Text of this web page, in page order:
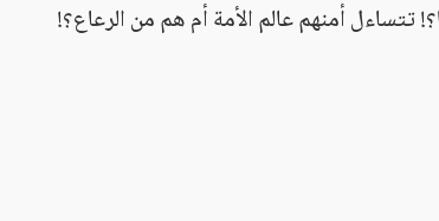
تتساءل أمنهم عالم الأمة أم هم من الرعاع؟!